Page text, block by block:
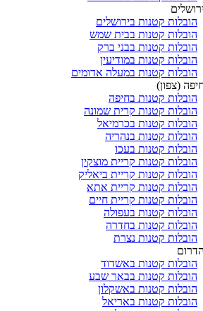
הובלות קטנות בירושלים
הובלות קטנות בבית שמש
הובלות קטנות בבני ברק
הובלות קטנות במודיעין
הובלות קטנות במעלה אדומים
(צפון)
הובלות קטנות בחיפה
הובלות קטנות קרית שמונה
הובלות קטנות בכרמיאל
הובלות קטנות בנהריה
הובלות קטנות בעכו
הובלות קטנות קריית מוצקין
הובלות קטנות קריית ביאליק
הובלות קטנות קריית אתא
הובלות קטנות קריית חיים
הובלות קטנות בעפולה
הובלות קטנות בחדרה
הובלות קטנות נצרת
הובלות קטנות באשדוד
הובלות קטנות בבאר שבע
הובלות קטנות באשקלון
הובלות קטנות באריאל